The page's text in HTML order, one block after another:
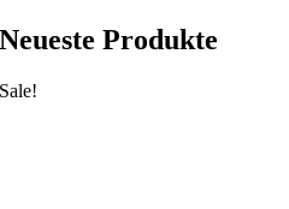
Neueste Produkte
Sale!